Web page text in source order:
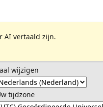
AI vertaald zijn.
wijzigen
tijdzone